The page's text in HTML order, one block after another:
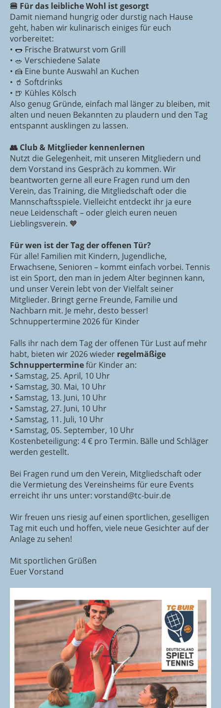
🍔 Für das leibliche Wohl ist gesorgt
Damit niemand hungrig oder durstig nach Hause
geht, haben wir kulinarisch einiges für euch
vorbereitet:
• 🌭 Frische Bratwurst vom Grill
• 🥗 Verschiedene Salate
• 🍰 Eine bunte Auswahl an Kuchen
• 🥤 Softdrinks
• 🍺 Kühles Kölsch
Also genug Gründe, einfach mal länger zu bleiben, mit
alten und neuen Bekannten zu plaudern und den Tag
entspannt ausklingen zu lassen.
👥 Club & Mitglieder kennenlernen
Nutzt die Gelegenheit, mit unseren Mitgliedern und
dem Vorstand ins Gespräch zu kommen. Wir
beantworten gerne all eure Fragen rund um den
Verein, das Training, die Mitgliedschaft oder die
Mannschaftsspiele. Vielleicht entdeckt ihr ja eure
neue Leidenschaft – oder gleich euren neuen
Lieblingsverein. 🧡
Für wen ist der Tag der offenen Tür?
Für alle! Familien mit Kindern, Jugendliche,
Erwachsene, Senioren – kommt einfach vorbei. Tennis
ist ein Sport, den man in jedem Alter beginnen kann,
und unser Verein lebt von der Vielfalt seiner
Mitglieder. Bringt gerne Freunde, Familie und
Nachbarn mit. Je mehr, desto besser!
Schnuppertermine 2026 für Kinder
Falls ihr nach dem Tag der offenen Tür Lust auf mehr
habt, bieten wir 2026 wieder regelmäßige
Schnupperterminefür Kinder an:
• Samstag, 25. April, 10 Uhr
• Samstag, 30. Mai, 10 Uhr
• Samstag, 13. Juni, 10 Uhr
• Samstag, 27. Juni, 10 Uhr
• Samstag, 11. Juli, 10 Uhr
• Samstag, 05. September, 10 Uhr
Kostenbeteiligung: 4 € pro Termin. Bälle und Schläger
werden gestellt.
Bei Fragen rund um den Verein, Mitgliedschaft oder
die Vermietung des Vereinsheims für eure Events
erreicht ihr uns unter: vorstand@tc-buir.de
Wir freuen uns riesig auf einen sportlichen, geselligen
Tag mit euch und hoffen, viele neue Gesichter auf der
Anlage zu sehen!
Mit sportlichen Grüßen
Euer Vorstand